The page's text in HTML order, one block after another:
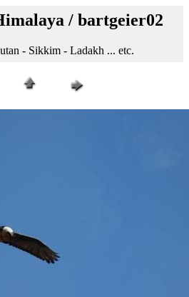
/ bartgeier02
- Sikkim - Ladakh ... etc.